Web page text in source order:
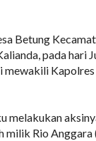
Betung
pada hari
Kapolres
melakukan
milik Rio